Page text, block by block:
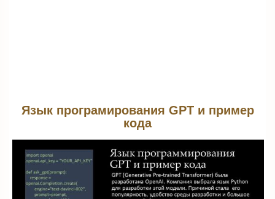
Язык програмирования GPT и пример
кода